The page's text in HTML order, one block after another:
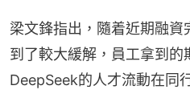
梁文鋒指出，隨着近期融
到了較大緩解，員工拿到的
DeepSeek的人才流動在同